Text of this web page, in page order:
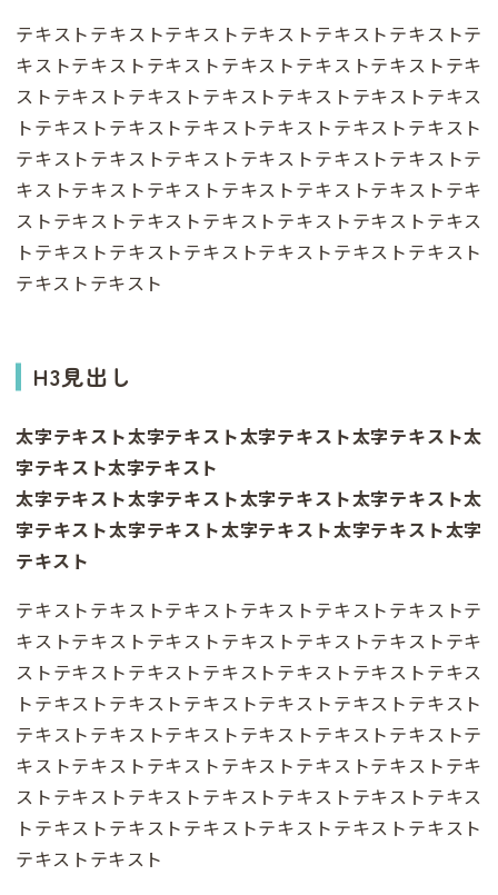
テキストテキストテキストテキストテキストテキストテ
キストテキストテキストテキストテキストテキストテキ
ストテキストテキストテキストテキストテキストテキス
トテキストテキストテキストテキストテキストテキスト
テキストテキストテキストテキストテキストテキストテ
キストテキストテキストテキストテキストテキストテキ
ストテキストテキストテキストテキストテキストテキス
トテキストテキストテキストテキストテキストテキスト
テキストテキスト
H3見出し
太字テキスト太字テキスト太字テキスト太字テキスト太
字テキスト太字テキスト
太字テキスト太字テキスト太字テキスト太字テキスト太
字テキスト太字テキスト太字テキスト太字テキスト太字
テキスト
テキストテキストテキストテキストテキストテキストテ
キストテキストテキストテキストテキストテキストテキ
ストテキストテキストテキストテキストテキストテキス
トテキストテキストテキストテキストテキストテキスト
テキストテキストテキストテキストテキストテキストテ
キストテキストテキストテキストテキストテキストテキ
ストテキストテキストテキストテキストテキストテキス
トテキストテキストテキストテキストテキストテキスト
テキストテキスト